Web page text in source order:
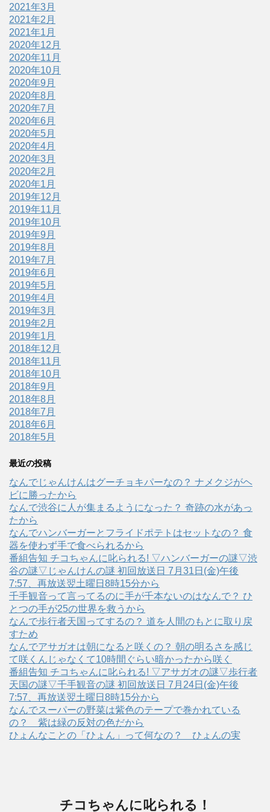
2021年3月
2021年2月
2021年1月
2020年12月
2020年11月
2020年10月
2020年9月
2020年8月
2020年7月
2020年6月
2020年5月
2020年4月
2020年3月
2020年2月
2020年1月
2019年12月
2019年11月
2019年10月
2019年9月
2019年8月
2019年7月
2019年6月
2019年5月
2019年4月
2019年3月
2019年2月
2019年1月
2018年12月
2018年11月
2018年10月
2018年9月
2018年8月
2018年7月
2018年6月
2018年5月
最近の投稿
なんでじゃんけんはグーチョキパーなの？ ナメクジがヘ
ビに勝ったから
なんで渋谷に人が集まるようになった？ 奇跡の水があっ
たから
なんでハンバーガーとフライドポテトはセットなの？ 食
器を使わず手で食べられるから
番組告知 チコちゃんに叱られる! ▽ハンバーガーの謎▽渋
谷の謎▽じゃんけんの謎 初回放送日 7月31日(金)午後
7:57、再放送翌土曜日8時15分から
千手観音って言ってるのに手が千本ないのはなんで？ ひ
とつの手が25の世界を救うから
なんで歩行者天国ってするの？ 道を人間のもとに取り戻
すため
なんでアサガオは朝になると咲くの？ 朝の明るさを感じ
て咲くんじゃなくて10時間ぐらい暗かったから咲く
番組告知 チコちゃんに叱られる! ▽アサガオの謎▽歩行者
天国の謎▽千手観音の謎 初回放送日 7月24日(金)午後
7:57、再放送翌土曜日8時15分から
なんでスーパーの野菜は紫色のテープで巻かれている
の？ 紫は緑の反対の色だから
ひょんなことの「ひょん」って何なの？ ひょんの実
チコちゃんに叱られる！